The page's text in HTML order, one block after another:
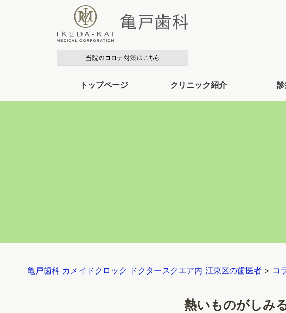
トップページ クリニック紹介
亀戸歯科 カメイドクロック ドクタースクエア内 江東区の歯医者> コ
熱いものがしみ